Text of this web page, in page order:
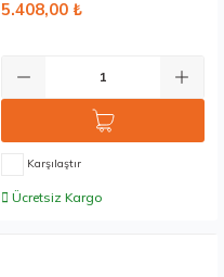
5.408,00 ₺
Karşılaştır
Ücretsiz Kargo